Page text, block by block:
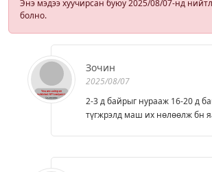
Энэ мэдээ хуучирсан буюу 2025/08/07-нд
болно.
Зочин
2025/08/07
2-3 д байрыг нурааж 16-20 д
түгжрэлд маш их нөлөөлж бн